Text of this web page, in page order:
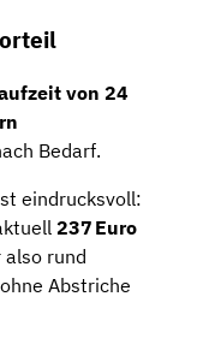
von 24
Bedarf.
eindrucksvoll:
237 Euro
also rund
Abstriche